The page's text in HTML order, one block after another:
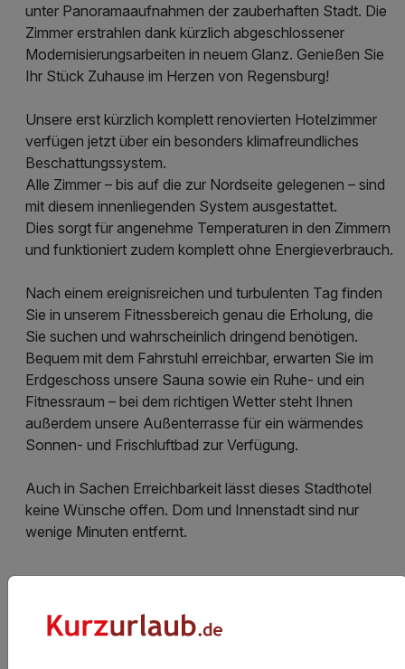
unter Panoramaaufnahmen der zauberhaften Stadt. Die
Zimmer erstrahlen dank kürzlich abgeschlossener
Modernisierungsarbeiten in neuem Glanz. Genießen Sie
Ihr Stück Zuhause im Herzen von Regensburg!
Unsere erst kürzlich komplett renovierten Hotelzimmer
verfügen jetzt über ein besonders klimafreundliches
Beschattungssystem.
Alle Zimmer – bis auf die zur Nordseite gelegenen – sind
mit diesem innenliegenden System ausgestattet.
Dies sorgt für angenehme Temperaturen in den Zimmern
und funktioniert zudem komplett ohne Energieverbrauch.
Nach einem ereignisreichen und turbulenten Tag finden
Sie in unserem Fitnessbereich genau die Erholung, die
Sie suchen und wahrscheinlich dringend benötigen.
Bequem mit dem Fahrstuhl erreichbar, erwarten Sie im
Erdgeschoss unsere Sauna sowie ein Ruhe- und ein
Fitnessraum – bei dem richtigen Wetter steht Ihnen
außerdem unsere Außenterrasse für ein wärmendes
Sonnen- und Frischluftbad zur Verfügung.
Auch in Sachen Erreichbarkeit lässt dieses Stadthotel
keine Wünsche offen. Dom und Innenstadt sind nur
wenige Minuten entfernt.